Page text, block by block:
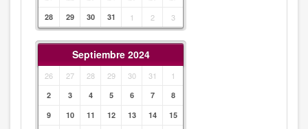
28
29 30 31 1 2 3
Septiembre 2024
26 27 28 29 30 31 1
2 3 4 5 6 7
8
9
10 11 12 13 14
15